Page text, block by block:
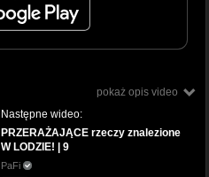
pokaż opis video
Następne wideo:
PRZERAŻAJĄCE rzeczy znalezione
W LODZIE! | 9
PaFi